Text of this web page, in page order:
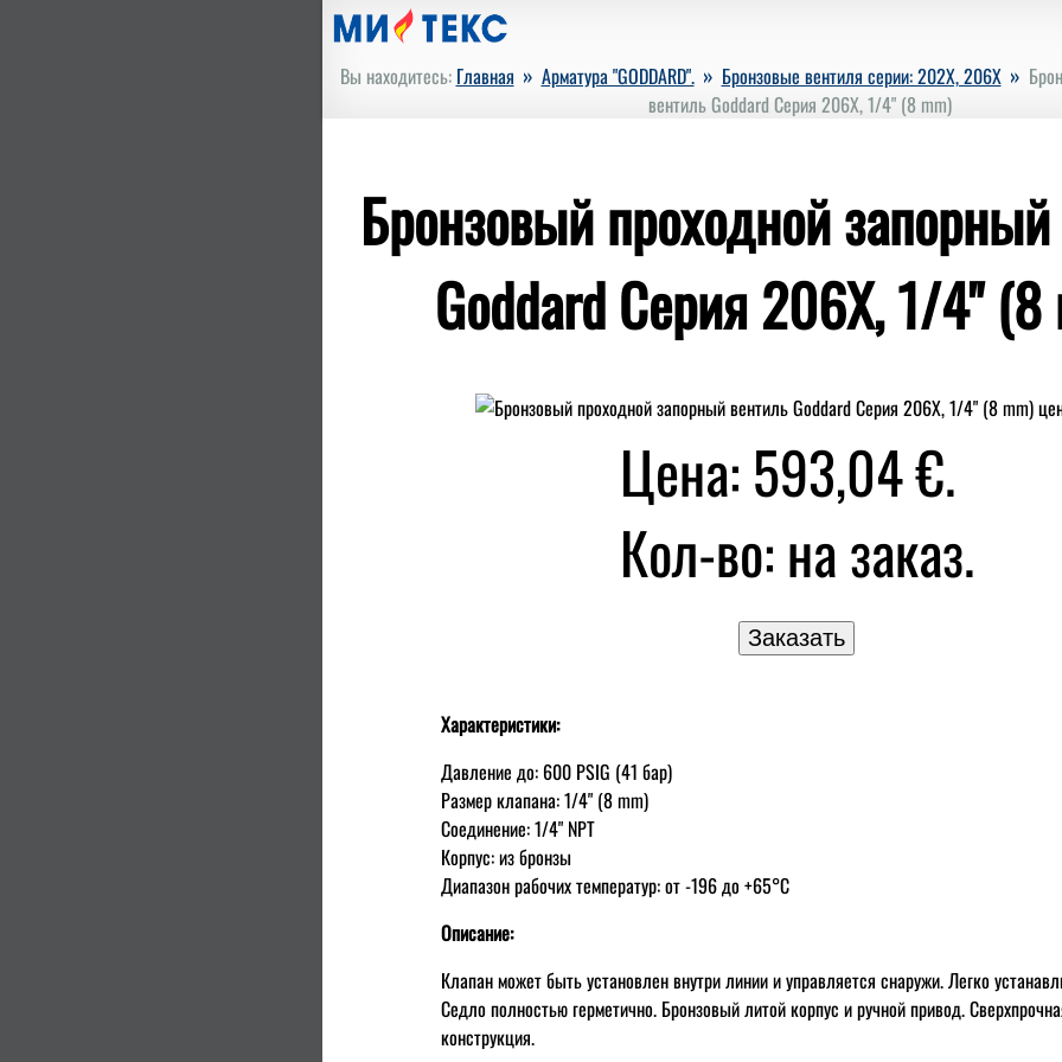
Вы находитесь: Главная » Арматура "GODDARD". » Бронзовые вентиля серии: 202X, 206X »
вентиль Goddard Серия 206X, 1/4" (8 mm)
Бронзовый проходной
Goddard Серия 206X, 1/4" (8
Цена: 593,04 €.
Кол-во:на заказ.
Характеристики:
Давление до: 600 PSIG (41 бар)
Размер клапана: 1/4" (8 mm)
Соединение: 1/4" NPT
Корпус: из бронзы
Диапазон рабочих температур: от -196 до +65°С
Описание:
Клапан может быть установлен внутри линии и управляется снаружи. Легко
Седло полностью герметично. Бронзовый литой корпус и ручной привод.
конструкция.